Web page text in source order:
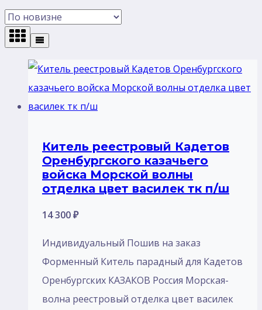
самые
недавние
Китель реестровый Кадетов
Оренбургского казачьего
войска Морской волны
отделка цвет василек тк п/ш
14 300₽
Индивидуальный Пошив на заказ
Форменный Китель парадный для Кадетов
Оренбургских КАЗАКОВ Россия Морская-
волна реестровый отделка цвет василек